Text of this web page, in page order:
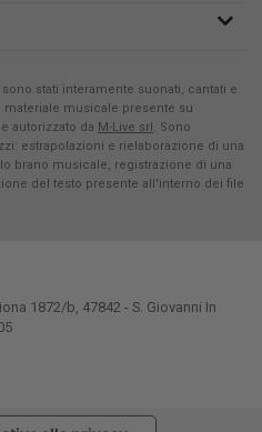
stati interamente suonati, cantati e
materiale musicale presente su
autorizzato da M-Live srl. Sono
estrapolazioni e rielaborazione di una
brano musicale, registrazione di una
del testo presente all'interno dei file
1872/b, 47842 - S. Giovanni In